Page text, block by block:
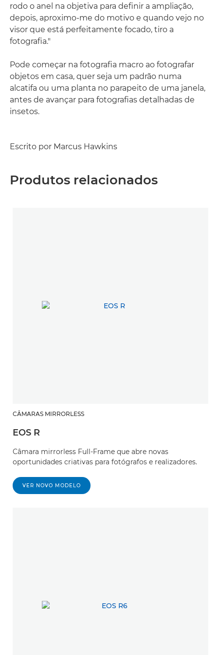
rodo o anel na objetiva para definir a ampliação,
depois, aproximo-me do motivo e quando vejo no
visor que está perfeitamente focado, tiro a
fotografia."
Pode começar na fotografia macro ao fotografar
objetos em casa, quer seja um padrão numa
alcatifa ou uma planta no parapeito de uma janela,
antes de avançar para fotografias detalhadas de
insetos.
Escrito por Marcus Hawkins
Produtos relacionados
CÂMARAS MIRRORLESS
EOS R
Câmara mirrorless Full-Frame que abre novas
oportunidades criativas para fotógrafos e realizadores.
VER NOVO MODELO